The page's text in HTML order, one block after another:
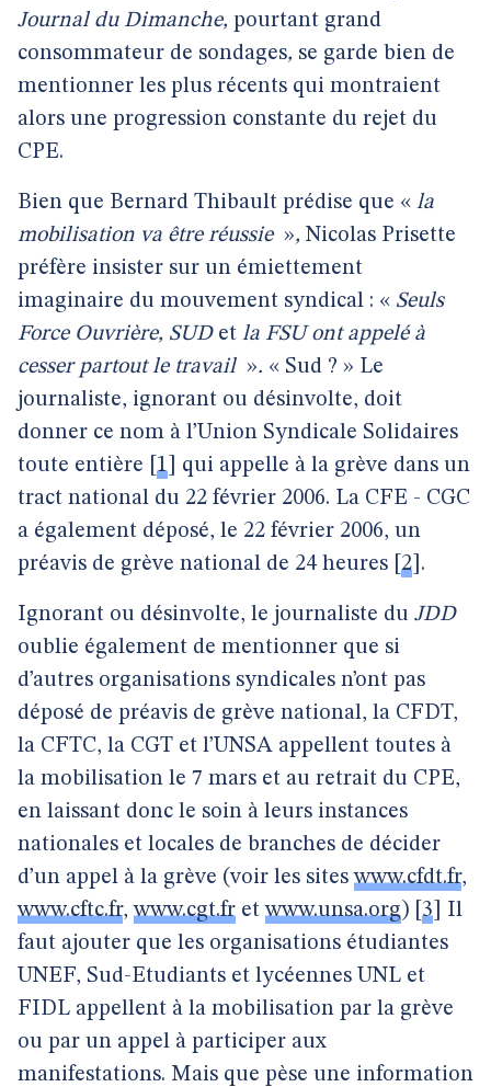
Journal du Dimanche, pourtant grand
consommateur de sondages, se garde bien de
mentionner les plus récents qui montraient
alors une progression constante du rejet du
CPE.
Bien que Bernard Thibault prédise que « la
mobilisation va être réussie », Nicolas Prisette
préfère insister sur un émiettement
imaginaire du mouvement syndical : « Seuls
Force Ouvrière, SUD et la FSU ont appelé à
cesser partout le travail ». « Sud ? » Le
journaliste, ignorant ou désinvolte, doit
donner ce nom à l’Union Syndicale Solidaires
toute entière
1
qui appelle à la grève dans un
tract national du 22 février 2006. La CFE - CGC
a également déposé, le 22 février 2006, un
préavis de grève national de 24 heures 2 .
Ignorant ou désinvolte, le journaliste du JDD
oublie également de mentionner que si
d’autres organisations syndicales n’ont pas
déposé de préavis de grève national, la CFDT,
la CFTC, la CGT et l’UNSA appellent toutes à
la mobilisation le 7 mars et au retrait du CPE,
en laissant donc le soin à leurs instances
nationales et locales de branches de décider
d’un appel à la grève (voir les siteswww.cfdt.fr,
www.cftc.fr,www.cgt.fr etwww.unsa.org) 3
Il
faut ajouter que les organisations étudiantes
UNEF, Sud-Etudiants et lycéennes UNL et
FIDL appellent à la mobilisation par la grève
ou par un appel à participer aux
manifestations. Mais que pèse une information